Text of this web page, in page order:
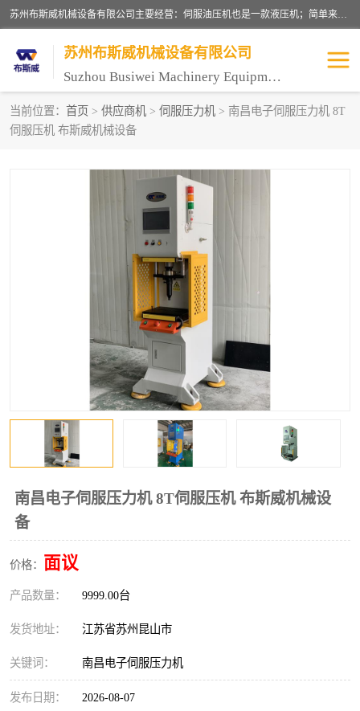
苏州布斯威机械设备有限公司主要经营：伺服油压机也是一款液压机；简单来说，传统的油压机，选用的是普通电机，普通电机容易发热，容易烧坏。伺服油压机采用先进的伺服电机，一般选用汇川 、日本大金、台达等品牌。伺服电机配套伺服泵还有伺服驱动器等部件，这样机器的电机过热，能耗的控制、机器工作的噪音都得到了完美的解决。
苏州布斯威机械设备有限公司
Suzhou Busiwei Machinery Equipment Co., Ltd.
当前位置： 首页 > 供应商机 > 伺服压力机 > 南昌电子伺服压力机 8T
伺服压机 布斯威机械设备
南昌电子伺服压力机 8T伺服压机 布斯威机械设
备
价格： 面议
产品数量： 9999.00台
发货地址： 江苏省苏州昆山市
关键词： 南昌电子伺服压力机
发布日期： 2026-08-07
单柱油压机-C型油压机
数控油压机-伺服油压机 伺服压力机-电子压力机
精密伺服压力机